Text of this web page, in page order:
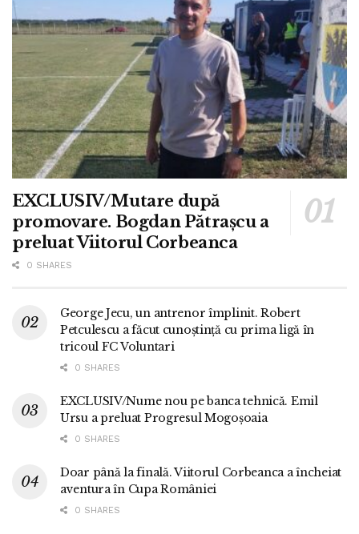
EXCLUSIV/Mutare după
promovare. Bogdan Pătrașcu a
preluat Viitorul Corbeanca
0 SHARES
George Jecu, un antrenor împlinit. Robert
Petculescu a făcut cunoștință cu prima ligă în
tricoul FC Voluntari
0 SHARES
EXCLUSIV/Nume nou pe banca tehnică. Emil
Ursu a preluat Progresul Mogoșoaia
0 SHARES
Doar până la finală. Viitorul Corbeanca a încheiat
aventura în Cupa României
0 SHARES